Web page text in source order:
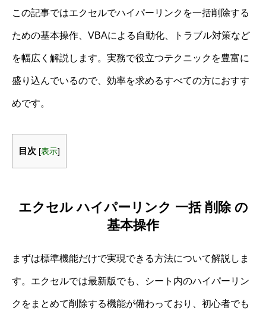
この記事ではエクセルでハイパーリンクを一括削除する
ための基本操作、VBAによる自動化、トラブル対策など
を幅広く解説します。実務で役立つテクニックを豊富に
盛り込んでいるので、効率を求めるすべての方におすす
めです。
目次 [表示]
エクセル ハイパーリンク 一括 削除 の
基本操作
まずは標準機能だけで実現できる方法について解説しま
す。エクセルでは最新版でも、シート内のハイパーリン
クをまとめて削除する機能が備わっており、初心者でも